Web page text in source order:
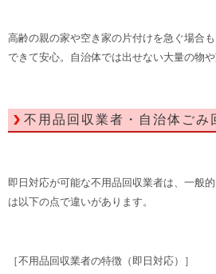
高齢の親の家や空き家の片付けを急ぐ場合
できて安心。自治体では出せない大量の物や
不用品回収業者・自治体ごみ
即日対応が可能な不用品回収業者は、一般
は以下の点で違いがあります。
［不用品回収業者の特徴（即日対応）］